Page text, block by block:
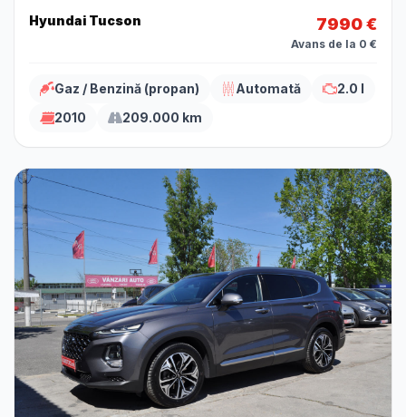
Hyundai Tucson 7990 €
Avans de la 0 €
Gaz / Benzină (propan) Automată
2.0 l
2010
209.000 km